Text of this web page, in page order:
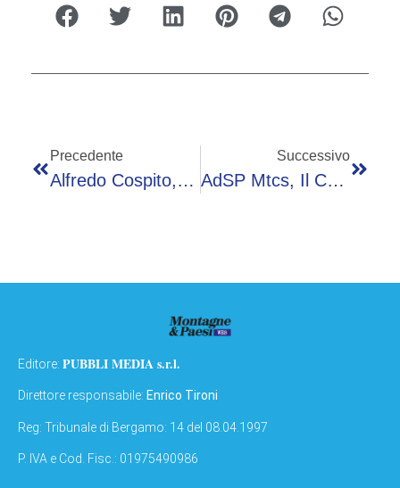
Precedente
Alfredo Cospito, Reclamo Difesa Contro 41bis: Udienza Tribunale Sorveglianza Roma Il 12 Giugno
Successivo
AdSP Mtcs, Il Comitato Di Gestione Approva La Chiusura Dello Stato Di Crisi Dell’Ente
Editore: PUBBLI MEDIA s.r.l.
Direttore responsabile: Enrico Tironi
Reg: Tribunale di Bergamo: 14 del 08.04.1997
P. IVA e Cod. Fisc.: 01975490986